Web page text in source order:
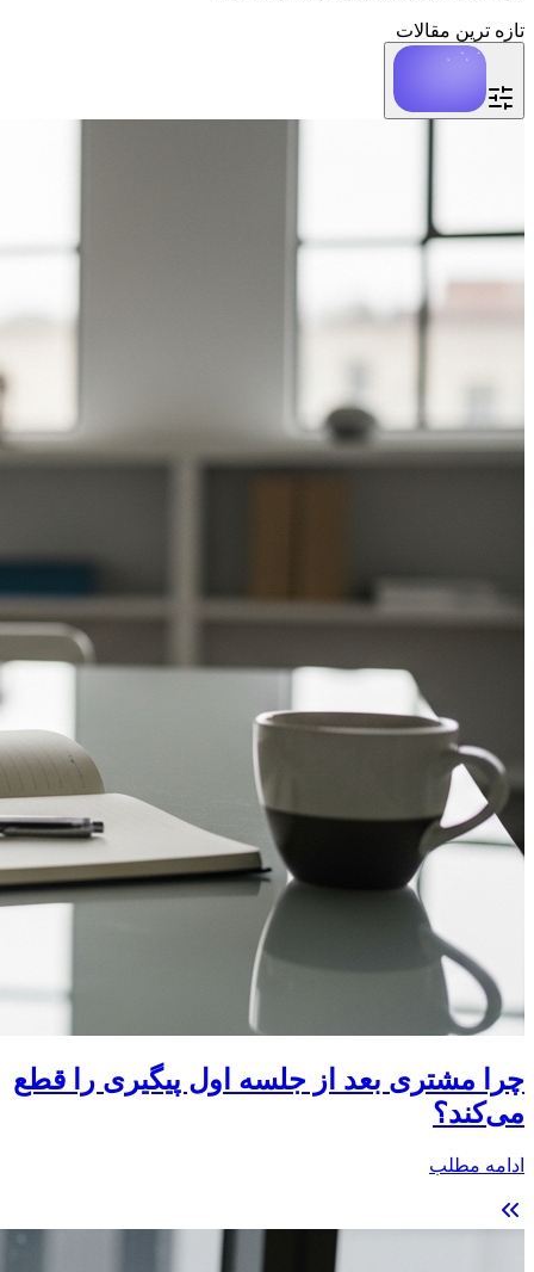
تازه ترین مقالات
چرا مشتری بعد از جلسه اول پیگیری را قطع
می‌کند؟
ادامه مطلب